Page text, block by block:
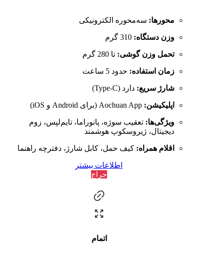
محور‌ها: سه‌محوره الکترونیکی
وزن دستگاه:
تحمل وزن گوشی: تا 280 گرم
زمان استفاده: حدود 5 ساعت
شارژ سریع: دارد (Type-C)
اپلیکیشن:
ویژگی‌ها: تعقیب سوژه، پانوراما، تایم‌لپس، زوم
دیجیتال، ژیروسکوپ هوشمند
اقلام همراه: کیف حمل، کابل شارژ، دفترچه راهنما
اطلاعات بیشتر
حراج
اتمام